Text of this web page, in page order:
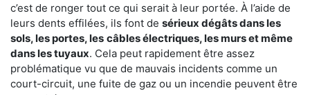
c’est de ronger tout ce qui serait à leur portée. À l’aide de
leurs dents effilées, ils font de sérieux dégâts dans les
sols, les portes, les câbles électriques, les murs et même
dans les tuyaux. Cela peut rapidement être assez
problématique vu que de mauvais incidents comme un
court-circuit, une fuite de gaz ou un incendie peuvent être